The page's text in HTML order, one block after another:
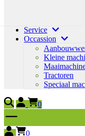
Service
Occassion
Kleine
Tractoren
Speciaal
0
0